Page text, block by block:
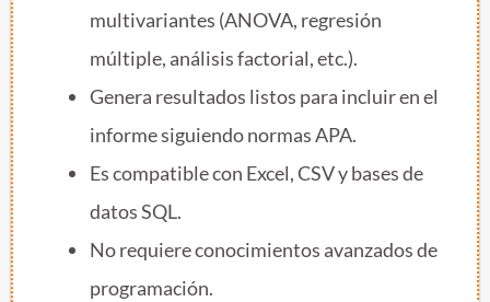
multivariantes (ANOVA, regresión
múltiple, análisis factorial, etc.).
Genera resultados listos para incluir en el
informe siguiendo normas APA.
Es compatible con Excel, CSV y bases de
datos SQL.
No requiere conocimientos avanzados de
programación.